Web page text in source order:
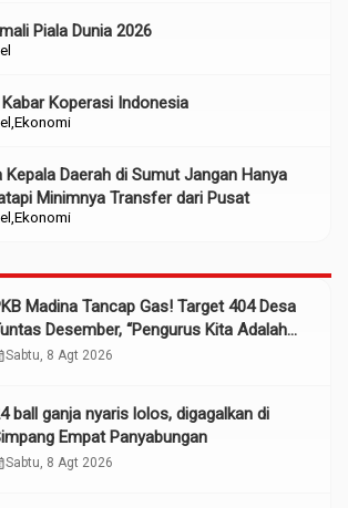
Piala Dunia 2026
Ekonomi
Koperasi Indonesia
Ekonomi
Kepala Daerah di Sumut Jangan Hanya
Minimnya Transfer dari Pusat
Madina Tancap Gas! Target 404 Desa
Desember, “Pengurus Kita Adalah
Sabtu, 8 Agt 2026
ball ganja nyaris lolos, digagalkan di
Empat Panyabungan
Sabtu, 8 Agt 2026